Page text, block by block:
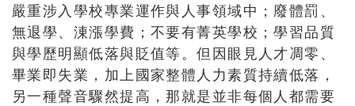
嚴重涉入學校專業運作與人事領域中；廢體罰、
無退學、涷漲學費；不要有菁英學校；學習品質
與學歷明顯低落與貶值等。但因眼見人才凋零、
畢業即失業，加上國家整體人力素質持續低落，
另一種聲音驟然提高，那就是並非每個人都需要